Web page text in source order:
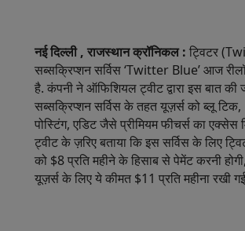
नई दिल्ली , राजस्थान क्रॉनिकल : ट्विटर
सब्सक्रिप्शन सर्विस ‘Twitter Blue’ आज
है. कंपनी ने ऑफिशियल ट्वीट द्वारा इस बात की
सब्सक्रिप्शन सर्विस के तहत यूज़र्स को ब्लू टिक,
पोस्टिंग, एडिट जैसे प्रीमियम फीचर्स का एक्सेस
ट्वीट के ज़रिए बताया कि इस सर्विस के लिए
को $8 प्रति महीने के हिसाब से पेमेंट करनी
यूज़र्स के लिए ये कीमत $11 प्रति महीना रखी